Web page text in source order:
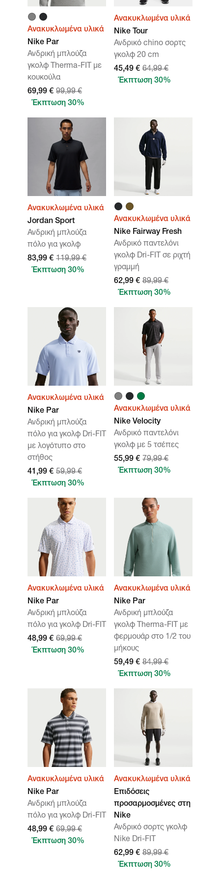
Ανακυκλωμένα υλικά
Nike Par
Ανδρική μπλούζα
γκολφ Therma-FIT με
κουκούλα
69,99 € 99,99 €
Έκπτωση 30%
Ανακυκλωμένα υλικά
Nike Tour
Ανδρικό chino σορτς
γκολφ 20 cm
45,49 € 64,99 €
Έκπτωση 30%
Ανακυκλωμένα υλικά
Jordan Sport
Ανδρική μπλούζα
πόλο για γκολφ
83,99 € 119,99 €
Έκπτωση 30%
Ανακυκλωμένα υλικά
Nike Fairway Fresh
Ανδρικό παντελόνι
γκολφ Dri-FIT σε ριχτή
γραμμή
62,99 € 89,99 €
Έκπτωση 30%
Ανακυκλωμένα υλικά
Nike Par
Ανδρική μπλούζα
πόλο για γκολφ Dri-FIT
με λογότυπο στο
στήθος
41,99 € 59,99 €
Έκπτωση 30%
Ανακυκλωμένα υλικά
Nike Velocity
Ανδρικό παντελόνι
γκολφ με 5 τσέπες
55,99 € 79,99 €
Έκπτωση 30%
Ανακυκλωμένα υλικά
Nike Par
Ανδρική μπλούζα
πόλο για γκολφ Dri-FIT
48,99 € 69,99 €
Έκπτωση 30%
Ανακυκλωμένα υλικά
Nike Par
Ανδρική μπλούζα
γκολφ Therma-FIT με
φερμουάρ στο 1/2 του
μήκους
59,49 € 84,99 €
Έκπτωση 30%
Ανακυκλωμένα υλικά
Nike Par
Ανδρική μπλούζα
πόλο για γκολφ Dri-FIT
48,99 € 69,99 €
Έκπτωση 30%
Ανακυκλωμένα υλικά
Επιδόσεις
προσαρμοσμένες στη
Nike
Ανδρικό σορτς γκολφ
Nike Dri-FIT
62,99 € 89,99 €
Έκπτωση 30%